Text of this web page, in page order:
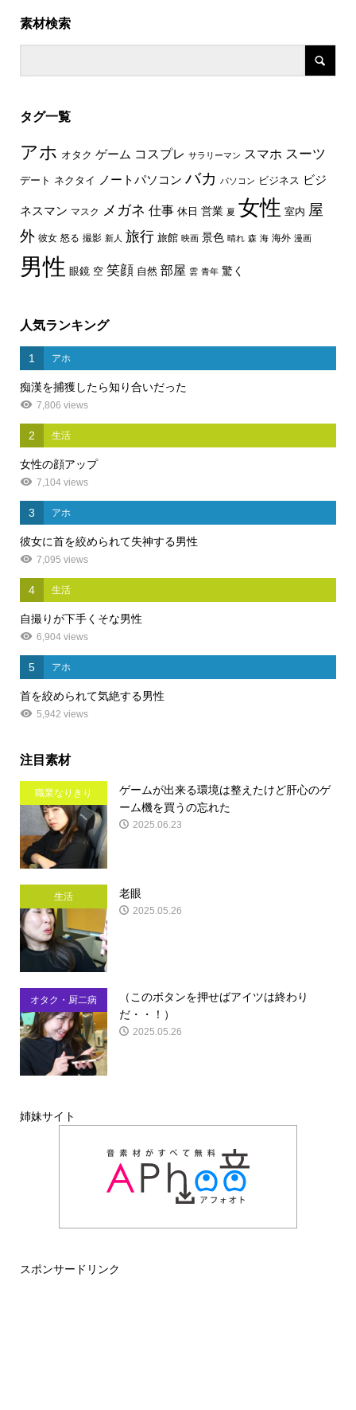
素材検索
タグ一覧
アホ オタク ゲーム コスプレ サラリーマン スマホ スーツ
デート ネクタイ ノートパソコン バカ パソコン ビジネス ビジ
ネスマン マスク メガネ 仕事 休日 営業 夏 女性 室内 屋
外 彼女 怒る 撮影 新人 旅行 旅館 映画 景色 晴れ 森 海 海外 漫画
男性 眼鏡 空 笑顔 自然 部屋 雲 青年 驚く
人気ランキング
1 アホ
痴漢を捕獲したら知り合いだった
7,806 views
2 生活
女性の顔アップ
7,104 views
3 アホ
彼女に首を絞められて失神する男性
7,095 views
4 生活
自撮りが下手くそな男性
6,904 views
5 アホ
首を絞められて気絶する男性
5,942 views
注目素材
職業なりきり
ゲームが出来る環境は整えたけど肝心のゲ
ーム機を買うの忘れた
2025.06.23
生活 老眼
2025.05.26
オタク・厨二病
（このボタンを押せばアイツは終わり
だ・・！）
2025.05.26
姉妹サイト
スポンサードリンク